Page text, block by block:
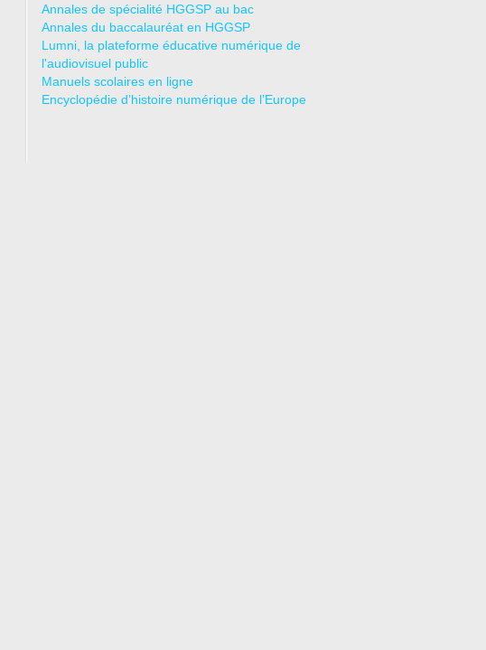
Annales de spécialité HGGSP au bac
Annales du baccalauréat en HGGSP
Lumni, la plateforme éducative numérique de
l'audiovisuel public
Manuels scolaires en ligne
Encyclopédie d’histoire numérique de l’Europe